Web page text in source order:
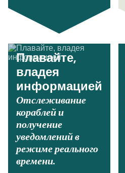
Плавайте,
владея
информацией
Отслеживание
кораблей и
получение
уведомлений в
режиме реального
времени.